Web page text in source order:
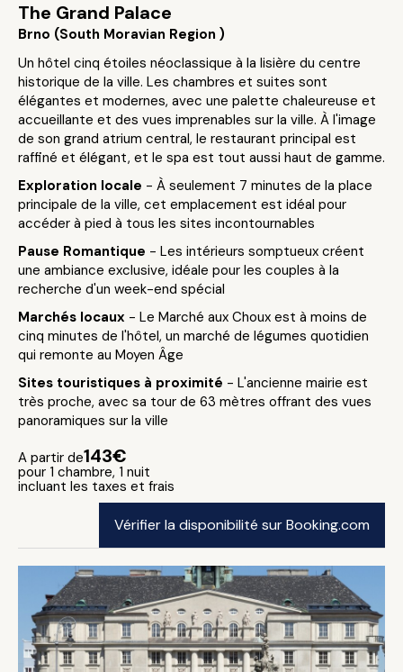
The Grand Palace
Brno (South Moravian Region )
Un hôtel cinq étoiles néoclassique à la lisière du centre
historique de la ville. Les chambres et suites sont
élégantes et modernes, avec une palette chaleureuse et
accueillante et des vues imprenables sur la ville. À l'image
de son grand atrium central, le restaurant principal est
raffiné et élégant, et le spa est tout aussi haut de gamme.
Exploration locale - À seulement 7 minutes de la place
principale de la ville, cet emplacement est idéal pour
accéder à pied à tous les sites incontournables
Pause Romantique - Les intérieurs somptueux créent
une ambiance exclusive, idéale pour les couples à la
recherche d'un week-end spécial
Marchés locaux - Le Marché aux Choux est à moins de
cinq minutes de l'hôtel, un marché de légumes quotidien
qui remonte au Moyen Âge
Sites touristiques à proximité - L'ancienne mairie est
très proche, avec sa tour de 63 mètres offrant des vues
panoramiques sur la ville
A partir de143€
pour 1 chambre, 1 nuit
incluant les taxes et frais
Vérifier la disponibilité sur Booking.com